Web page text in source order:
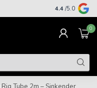
Kostenloser
€
4.4 /5.0
0